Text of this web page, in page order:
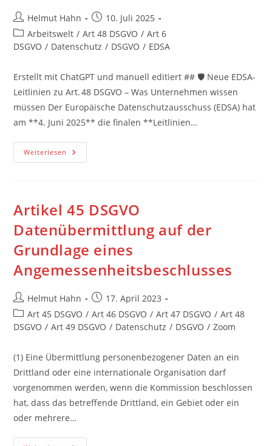
Beitrags-
Autor:
Helmut Hahn
Beitrag
veröffentlicht:
10. Juli 2025
Beitrags-
Kategorie:
Arbeitswelt / Art 48 DSGVO / Art 6
DSGVO / Datenschutz / DSGVO / EDSA
Erstellt mit ChatGPT und manuell editiert ## 🛡️ Neue EDSA-
Leitlinien zu Art. 48 DSGVO – Was Unternehmen wissen
müssen Der Europäische Datenschutzausschuss (EDSA) hat
am **4. Juni 2025** die finalen **Leitlinien…
Weiterlesen Neue
EDSA-
–
Was
Wissen
Müssen
Artikel 45 DSGVO
Datenübermittlung auf der
Grundlage eines
Angemessenheitsbeschlusses
Beitrags-
Autor:
Helmut Hahn
Beitrag
veröffentlicht:
17. April 2023
Beitrags-
Kategorie:
Art 45 DSGVO / Art 46 DSGVO / Art 47 DSGVO / Art 48
DSGVO / Art 49 DSGVO / Datenschutz / DSGVO / Zoom
(1) Eine Übermittlung personenbezogener Daten an ein
Drittland oder eine internationale Organisation darf
vorgenommen werden, wenn die Kommission beschlossen
hat, dass das betreffende Drittland, ein Gebiet oder ein
oder mehrere…